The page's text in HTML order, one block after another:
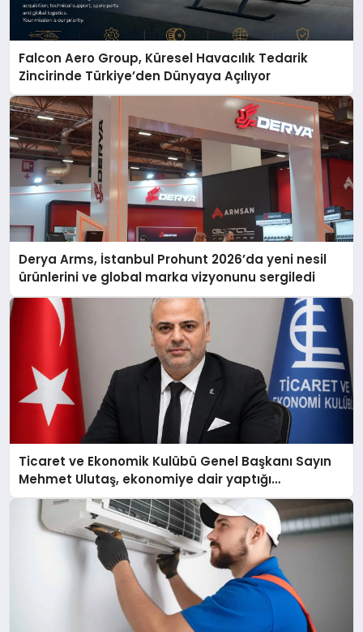
Falcon Aero Group, Küresel Havacılık Tedarik
Zincirinde Türkiye’den Dünyaya Açılıyor
Derya Arms, İstanbul Prohunt 2026’da yeni nesil
ürünlerini ve global marka vizyonunu sergiledi
Ticaret ve Ekonomik Kulübü Genel Başkanı Sayın
Mehmet Ulutaş, ekonomiye dair yaptığı
açıklamada şunları kaydetti: